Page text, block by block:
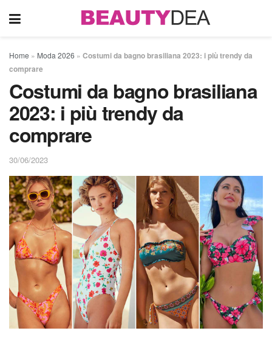
Home » Moda 2026 » Costumi da bagno brasiliana 2023: i più trendy da
comprare
Costumi da bagno brasiliana
2023: i più trendy da
comprare
30/06/2023